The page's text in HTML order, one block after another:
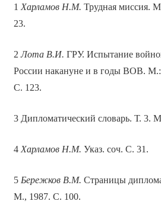
1 Харламов Н.М. Трудная миссия.
23.
2Лота В.И. ГРУ. Испытание
России накануне и в годы ВОВ. М.:
С. 123.
3 Дипломатический словарь. Т. 3.
4 Харламов Н.М. Указ. соч. С. 31.
5 Бережков В.М. Страницы
М., 1987. С. 100.